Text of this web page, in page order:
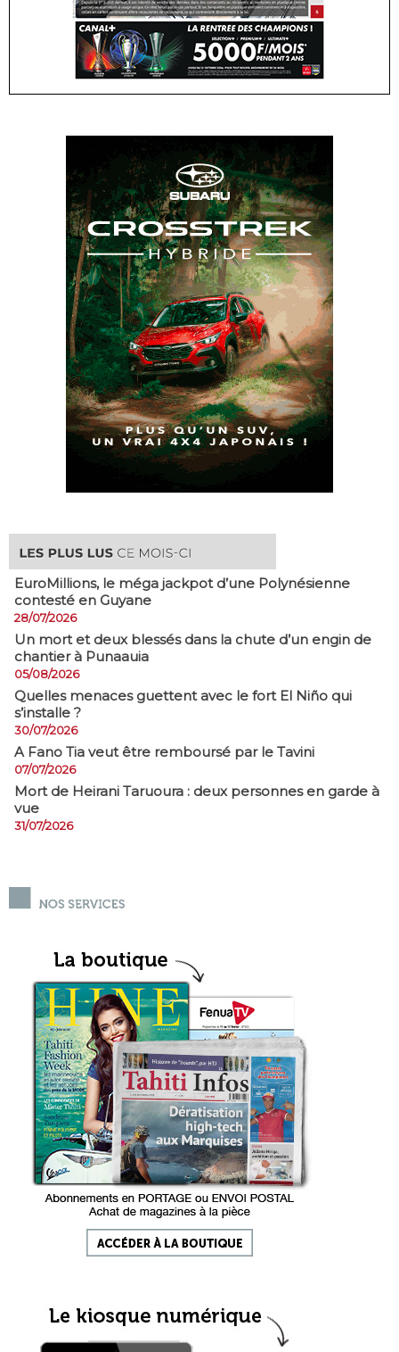
EuroMillions, ​le méga jackpot d’une Polynésienne
contesté en Guyane
28/07/2026
​Un mort et deux blessés dans la chute d’un engin de
chantier à Punaauia
05/08/2026
Quelles menaces guettent avec le fort El Niño qui
s’installe ?
30/07/2026
A Fano Tia veut être remboursé par le Tavini
07/07/2026
Mort de Heirani Taruoura : deux personnes en garde à
vue
31/07/2026